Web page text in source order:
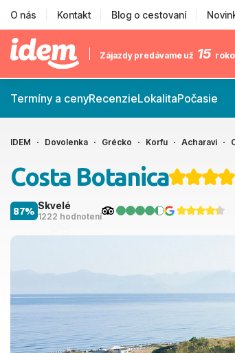
O nás Kontakt Blog o cestovaní
Zájazdy predávame už 15
Termíny a cenyRecenzieLokalitaPočasie
IDEM Dovolenka Grécko Korfu Acharavi
Costa Botanica
Skvelé
1222 hodnotení
87%